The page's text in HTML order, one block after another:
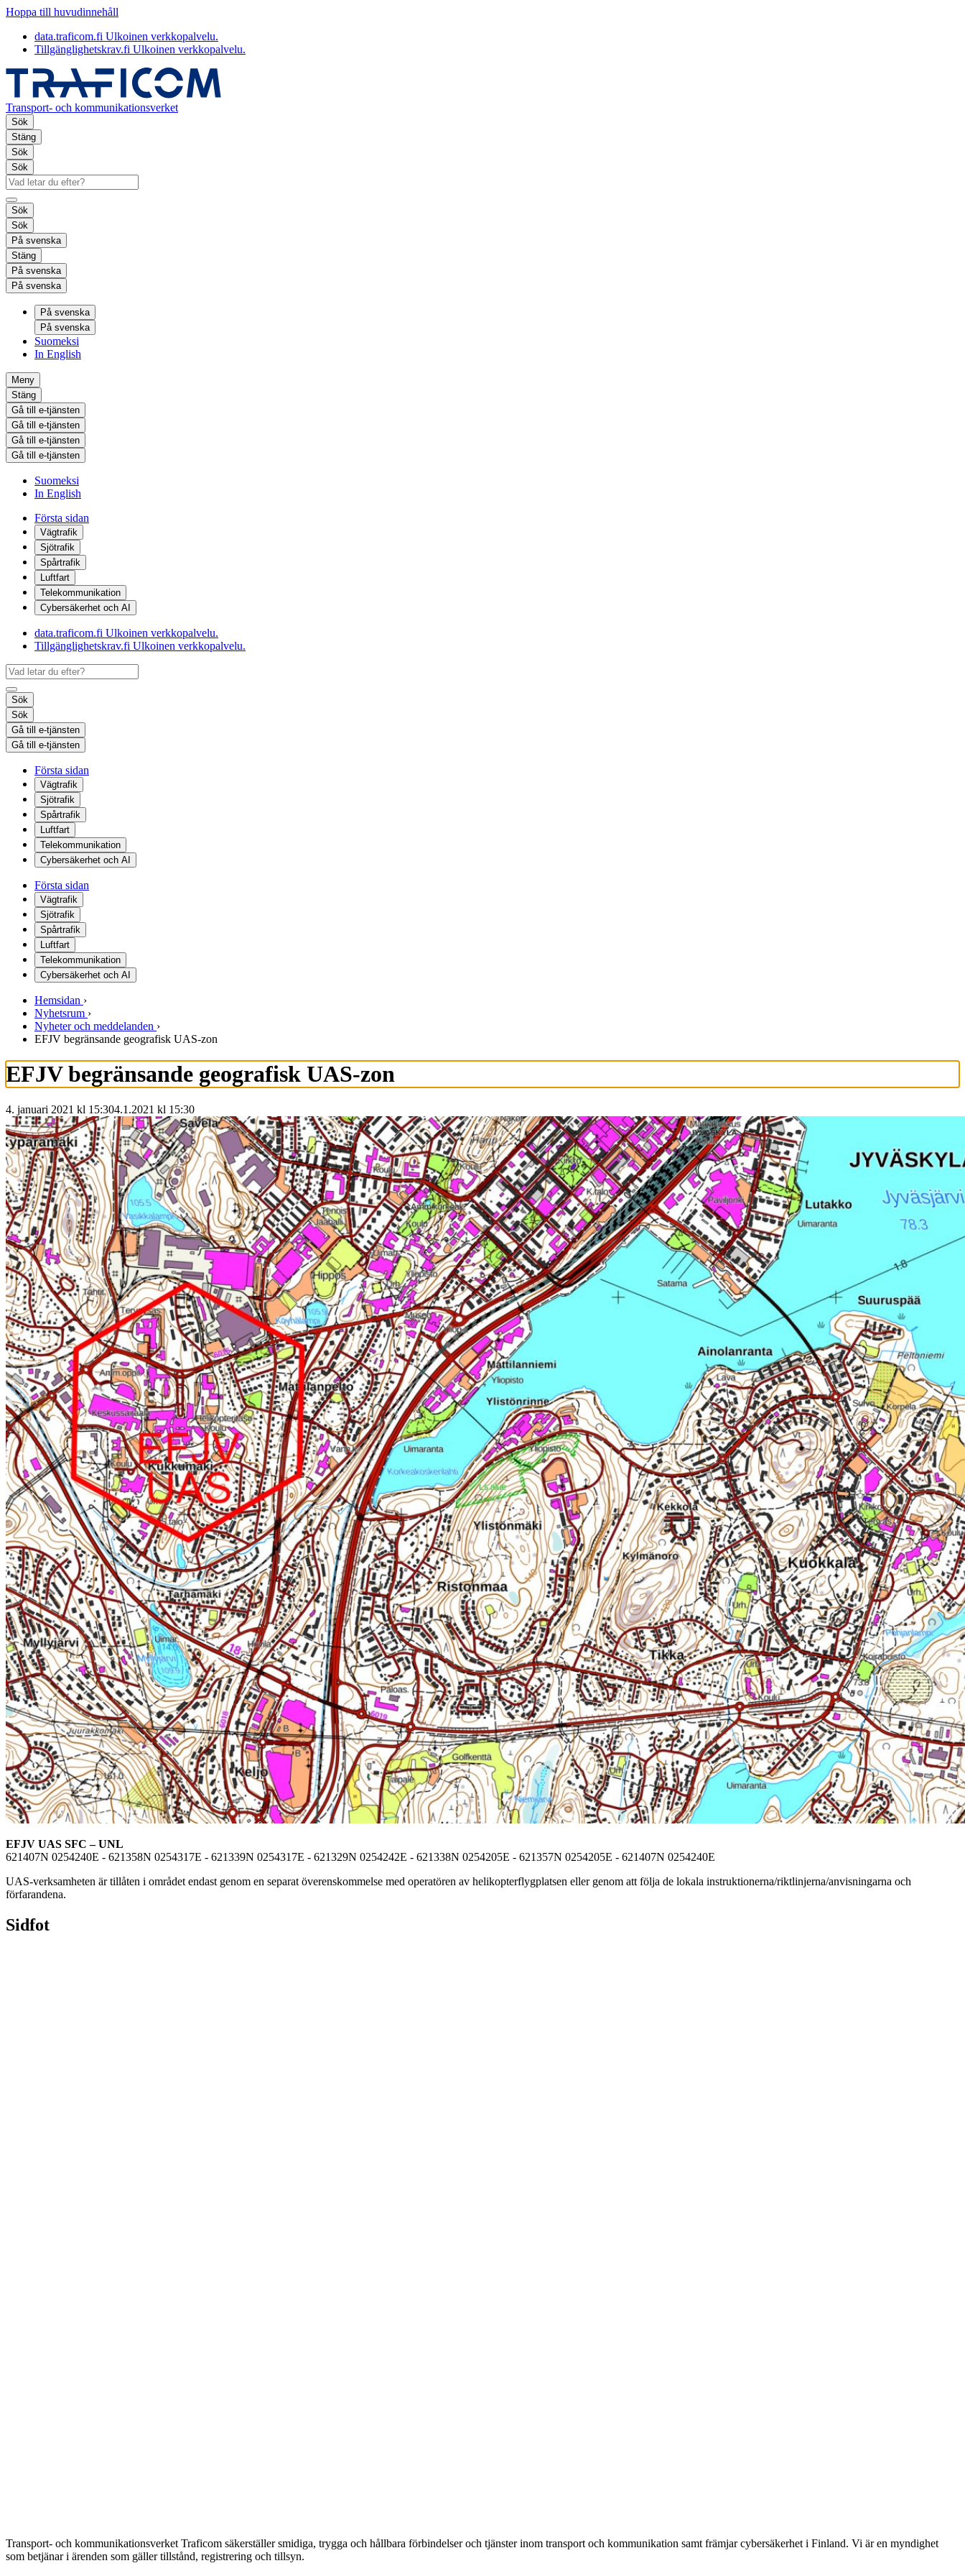
Hoppa till huvudinnehåll
data.traficom.fi Ulkoinen verkkopalvelu.
Tillgänglighetskrav.fi Ulkoinen verkkopalvelu.
Transport- och kommunikationsverket
Sök
Stäng
Sök
Sök
Sök
Sök
På svenska
Stäng
På svenska
På svenska
På svenska
På svenska
Suomeksi
In English
Meny
Stäng
Gå till e-tjänsten
Gå till e-tjänsten
Gå till e-tjänsten
Gå till e-tjänsten
Suomeksi
In English
Första sidan
Vägtrafik
Sjötrafik
Spårtrafik
Luftfart
Telekommunikation
Cybersäkerhet och AI
data.traficom.fi Ulkoinen verkkopalvelu.
Tillgänglighetskrav.fi Ulkoinen verkkopalvelu.
Sök
Sök
Gå till e-tjänsten
Gå till e-tjänsten
Första sidan
Vägtrafik
Sjötrafik
Spårtrafik
Luftfart
Telekommunikation
Cybersäkerhet och AI
Första sidan
Vägtrafik
Sjötrafik
Spårtrafik
Luftfart
Telekommunikation
Cybersäkerhet och AI
Hemsidan ›
Nyhetsrum ›
Nyheter och meddelanden ›
EFJV begränsande geografisk UAS-zon
EFJV begränsande geografisk UAS-zon
4. januari 2021 kl 15:304.1.2021 kl 15:30
EFJV UAS SFC – UNL
621407N 0254240E - 621358N 0254317E - 621339N 0254317E - 621329N 0254242E - 621338N 0254205E - 621357N 0254205E - 621407N 0254240E
UAS-verksamheten är tillåten i området endast genom en separat överenskommelse med operatören av helikopterflygplatsen eller genom att följa de lokala instruktionerna/riktlinjerna/anvisningarna och
förfarandena.
Sidfot
Transport- och kommunikationsverket Traficom säkerställer smidiga, trygga och hållbara förbindelser och tjänster inom transport och kommunikation samt främjar cybersäkerhet i Finland. Vi är en myndighet
som betjänar i ärenden som gäller tillstånd, registrering och tillsyn.